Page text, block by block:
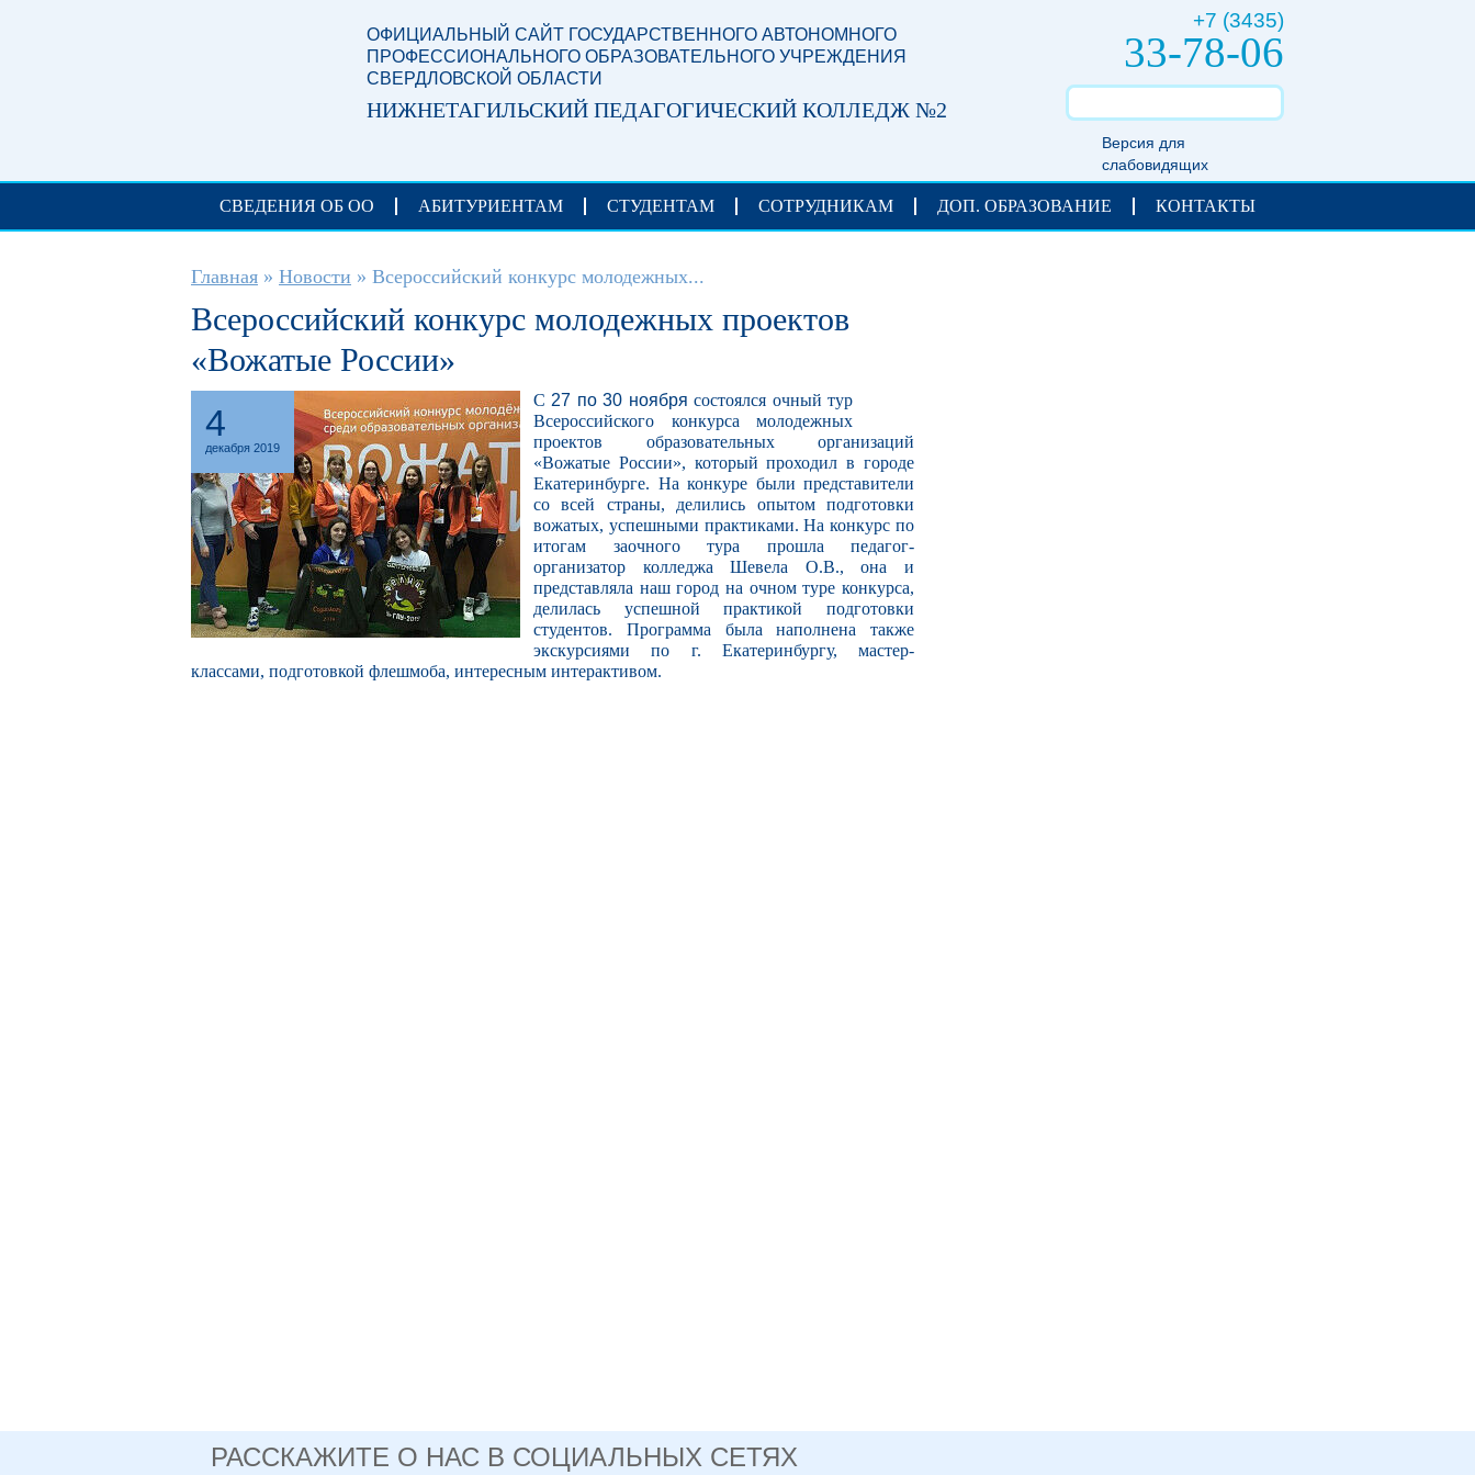
+7 (3435)
33-78-06
Версия для
слабовидящих
ОФИЦИАЛЬНЫЙ САЙТ ГОСУДАРСТВЕННОГО АВТОНОМНОГО
ПРОФЕССИОНАЛЬНОГО ОБРАЗОВАТЕЛЬНОГО УЧРЕЖДЕНИЯ
СВЕРДЛОВСКОЙ ОБЛАСТИ
НИЖНЕТАГИЛЬСКИЙ ПЕДАГОГИЧЕСКИЙ КОЛЛЕДЖ №2
СВЕДЕНИЯ ОБ ОО АБИТУРИЕНТАМ СТУДЕНТАМ СОТРУДНИКАМ ДОП. ОБРАЗОВАНИЕ КОНТАКТЫ
Вы здесь
Главная » Новости » Всероссийский конкурс молодежных...
Всероссийский конкурс молодежных проектов
«Вожатые России»
4
декабря 2019
С 27 по 30 ноября состоялся очный тур
Всероссийского конкурса молодежных
проектов образовательных организаций
«Вожатые России», который проходил в городе
Екатеринбурге. На конкуре были представители
со всей страны, делились опытом подготовки
вожатых, успешными практиками. На конкурс по
итогам заочного тура прошла педагог-
организатор колледжа Шевела О.В., она и
представляла наш город на очном туре конкурса,
делилась успешной практикой подготовки
студентов. Программа была наполнена также
экскурсиями по г. Екатеринбургу, мастер-
классами, подготовкой флешмоба, интересным интерактивом.
РАССКАЖИТЕ О НАС В СОЦИАЛЬНЫХ СЕТЯХ